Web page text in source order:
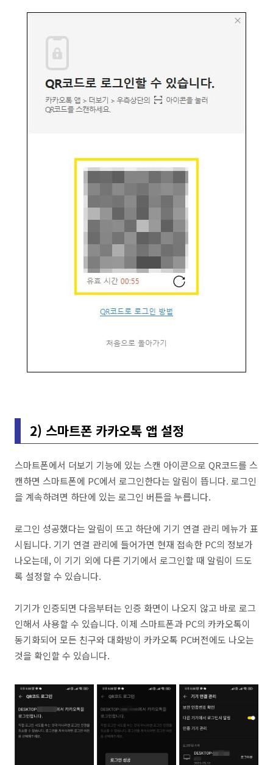
2) 스마트폰 카카오톡 앱 설정
스마트폰에서 더보기 기능에 있는 스캔 아이콘으로 QR코드를 스
캔하면 스마트폰에 PC에서 로그인한다는 알림이 뜹니다. 로그인
을 계속하려면 하단에 있는 로그인 버튼을 누릅니다.
로그인 성공했다는 알림이 뜨고 하단에 기기 연결 관리 메뉴가 표
시됩니다. 기기 연결 관리에 들어가면 현재 접속한 PC의 정보가
나오는데, 이 기기 외에 다른 기기에서 로그인할 때 알림이 드도
록 설정할 수 있습니다.
기기가 인증되면 다음부터는 인증 화면이 나오지 않고 바로 로그
인해서 사용할 수 있습니다. 이제 스마트폰과 PC의 카카오톡이
동기화되어 모든 친구와 대화방이 카카오톡 PC버전에도 나오는
것을 확인할 수 있습니다.